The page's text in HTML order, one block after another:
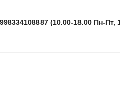
(10.00-18.00 Пн-Пт,